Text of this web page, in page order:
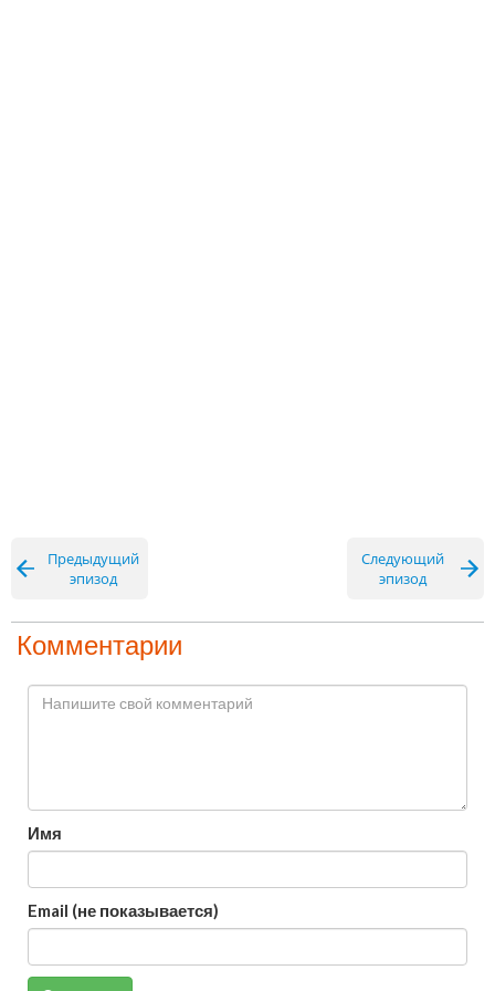
Предыдущий
эпизод
Следующий
эпизод
Комментарии
Имя
Email (не показывается)